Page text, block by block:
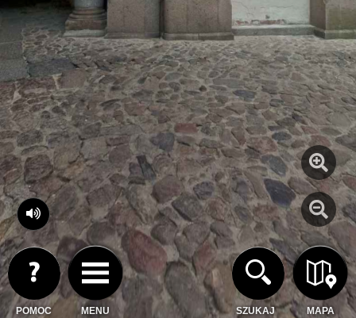
MENU MAPA
POMOC SZUKAJ